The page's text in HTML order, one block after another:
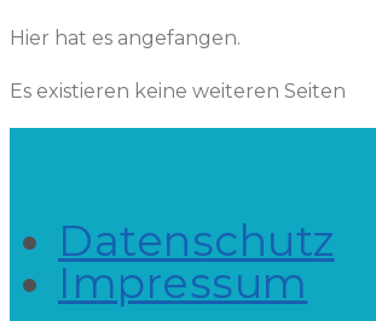
Hier hat es angefangen.
Es existieren keine weiteren Seiten
Datenschutz
Impressum